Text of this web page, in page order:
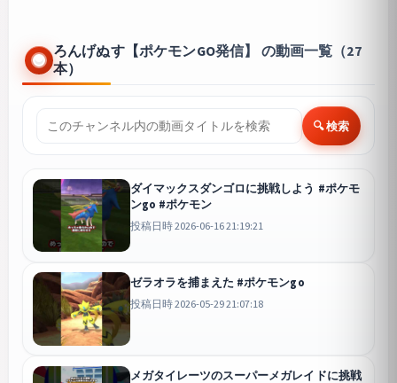
ろんげぬす【ポケモンGO発信】 の動画一覧（27
本）
🔍 検索
ダイマックスダンゴロに挑戦しよう #ポケモ
ンgo #ポケモン
投稿日時 2026-06-16 21:19:21
ゼラオラを捕まえた #ポケモンgo
投稿日時 2026-05-29 21:07:18
メガタイレーツのスーパーメガレイドに挑戦